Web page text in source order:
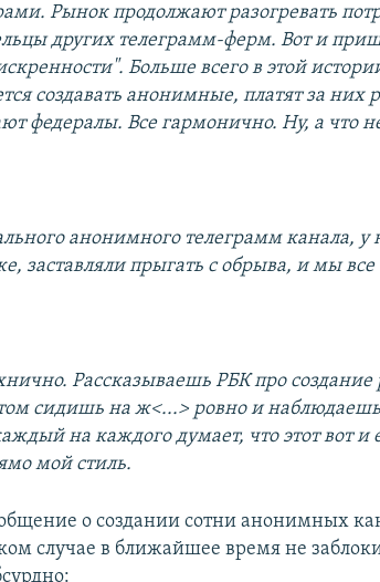
Рынок продолжают разогревать
других телеграмм-ферм. Вот и
Больше всего в этой
создавать анонимные, платят за них
федералы. Все гармонично. Ну, а что
анонимного телеграмм канала, у
заставляли прыгать с обрыва, и мы все
Рассказываешь РБК про
сидишь на ж<...> ровно и
на каждого думает, что этот вот и
мой стиль.
о создании сотни анонимных
случае в ближайшее время не